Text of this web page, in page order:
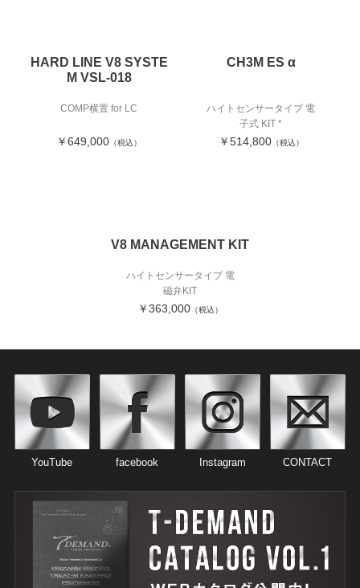
HARD LINE V8 SYSTE
M VSL-018
COMP横置 for LC
￥649,000 （税込）
CH3M ES α
ハイトセンサータイプ 電
子式 KIT *
￥514,800（税込）
V8 MANAGEMENT KIT
ハイトセンサータイプ 電
磁弁KIT
￥363,000 （税込）
YouTube facebook Instagram CONTACT